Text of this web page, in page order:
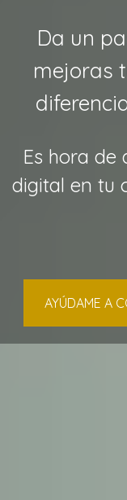
Da un
mejoras
Es hora de
digital en tu
AYÚDAME A